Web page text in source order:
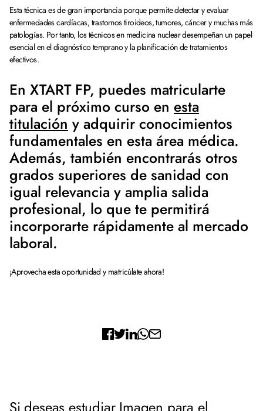
Esta técnica es de gran importancia porque permite detectar y evaluar
enfermedades cardíacas, trastornos tiroideos, tumores, cáncer y muchas más
patologías. Por tanto, los técnicos en medicina nuclear desempeñan un papel
esencial en el diagnóstico temprano y la planificación de tratamientos
efectivos.
En XTART FP, puedes matricularte
para el próximo curso en esta
titulación y adquirir conocimientos
fundamentales en esta área médica.
Además, también encontrarás otros
grados superiores de sanidad con
igual relevancia y amplia salida
profesional, lo que te permitirá
incorporarte rápidamente al mercado
laboral.
¡Aprovecha esta oportunidad y matricúlate ahora!